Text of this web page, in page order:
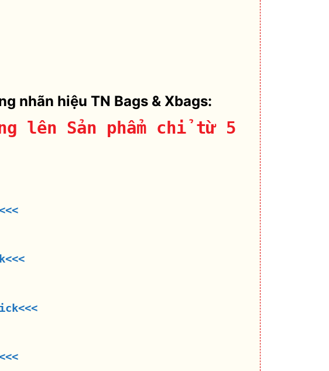
nhãn hiệu TN Bags & Xbags:
lên Sản phẩm chỉ từ 5